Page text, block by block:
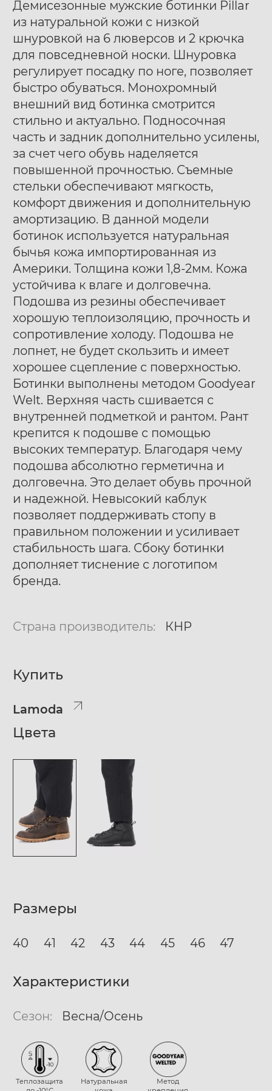
Ботинки муж. Harry
Hatchet Debris mono
black
40 41
42
43
44 45 46 47
Ботинки муж. Harry
Hatchet Bluff black
40
43
44 45
Демисезонные мужские ботинки Pillar
из натуральной кожи с низкой
шнуровкой на 6 люверсов и 2 крючка
для повседневной носки. Шнуровка
регулирует посадку по ноге, позволяет
быстро обуваться. Монохромный
внешний вид ботинка смотрится
стильно и актуально. Подносочная
часть и задник дополнительно усилены,
за счет чего обувь наделяется
повышенной прочностью. Съемные
стельки обеспечивают мягкость,
комфорт движения и дополнительную
амортизацию. В данной модели
ботинок используется натуральная
бычья кожа импортированная из
Америки. Толщина кожи 1,8-2мм. Кожа
устойчива к влаге и долговечна.
Подошва из резины обеспечивает
хорошую теплоизоляцию, прочность и
сопротивление холоду. Подошва не
лопнет, не будет скользить и имеет
хорошее сцепление с поверхностью.
Ботинки выполнены методом Goodyear
Welt. Верхняя часть сшивается с
внутренней подметкой и рантом. Рант
крепится к подошве с помощью
высоких температур. Благодаря чему
подошва абсолютно герметична и
долговечна. Это делает обувь прочной
и надежной. Невысокий каблук
позволяет поддерживать стопу в
правильном положении и усиливает
стабильность шага. Сбоку ботинки
дополняет тиснение с логотипом
бренда.
Страна производитель: КНР
Купить
Lamoda
Цвета
Размеры
40 41 42 43 44 45 46 47
Характеристики
Сезон: Весна/Осень
Теплозащита
Натуральная
Метод